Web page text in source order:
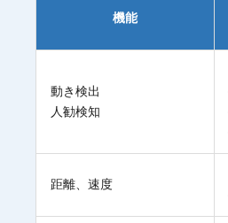
機能
動き検出
人勧検知
距離、速度